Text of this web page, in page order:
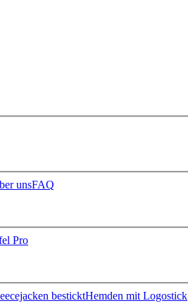
unsFAQ
Pro
besticktHemden mit Logostick